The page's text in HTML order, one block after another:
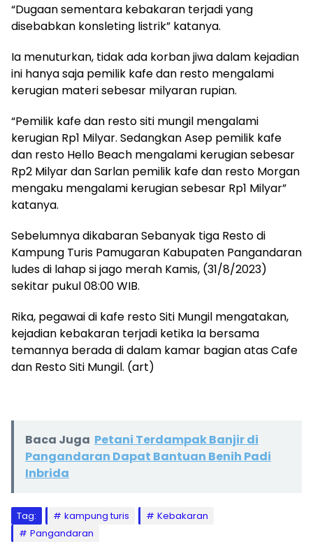
“Dugaan sementara kebakaran terjadi yang
disebabkan konsleting listrik” katanya.
Ia menuturkan, tidak ada korban jiwa dalam kejadian
ini hanya saja pemilik kafe dan resto mengalami
kerugian materi sebesar milyaran rupian.
“Pemilik kafe dan resto siti mungil mengalami
kerugian Rp1 Milyar. Sedangkan Asep pemilik kafe
dan resto Hello Beach mengalami kerugian sebesar
Rp2 Milyar dan Sarlan pemilik kafe dan resto Morgan
mengaku mengalami kerugian sebesar Rp1 Milyar”
katanya.
Sebelumnya dikabaran Sebanyak tiga Resto di
Kampung Turis Pamugaran Kabupaten Pangandaran
ludes di lahap si jago merah Kamis, (31/8/2023)
sekitar pukul 08:00 WIB.
Rika, pegawai di kafe resto Siti Mungil mengatakan,
kejadian kebakaran terjadi ketika Ia bersama
temannya berada di dalam kamar bagian atas Cafe
dan Resto Siti Mungil. (art)
Baca Juga Petani Terdampak Banjir di
Pangandaran Dapat Bantuan Benih Padi
Inbrida
Tag: kampung turis
Kebakaran
Pangandaran